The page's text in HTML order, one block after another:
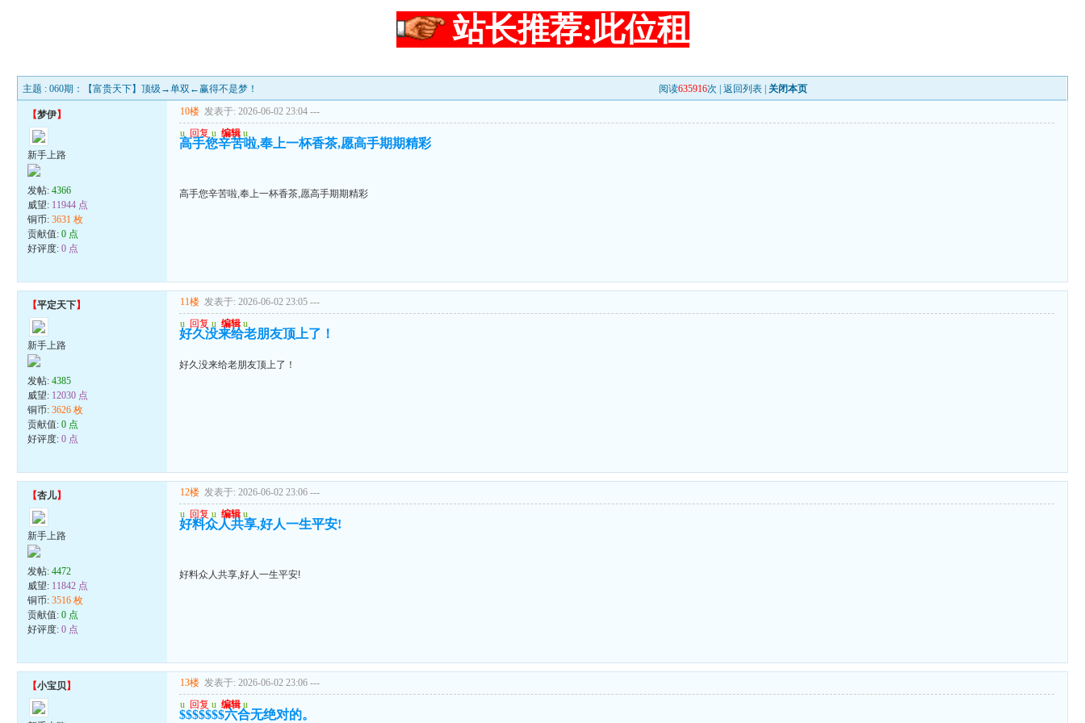
站长推荐:此位租
主题 : 060期：【富贵天下】顶级→单双←赢得不是梦！ 阅读635916次 |返回列表 关闭本页
【梦伊】
新手上路
发帖:4366
威望: 11944 点
铜币:3631 枚
贡献值:0 点
好评度:0 点
10楼 发表于: 2026-06-02 23:04 ---
u 回复 u 编辑 u
高手您辛苦啦,奉上一杯香茶,愿高手期期精彩
高手您辛苦啦,奉上一杯香茶,愿高手期期精彩
【平定天下】
新手上路
发帖:4385
威望: 12030 点
铜币:3626 枚
贡献值:0 点
好评度:0 点
11楼 发表于: 2026-06-02 23:05 ---
u 回复 u 编辑 u
好久没来给老朋友顶上了！
好久没来给老朋友顶上了！
【杏儿】
新手上路
发帖:4472
威望: 11842 点
铜币:3516 枚
贡献值:0 点
好评度:0 点
12楼 发表于: 2026-06-02 23:06 ---
u 回复 u 编辑 u
好料众人共享,好人一生平安!
好料众人共享,好人一生平安!
【小宝贝】 13楼 发表于: 2026-06-02 23:06 ---
u 回复 u 编辑 u
$$$$$$$六合无绝对的。